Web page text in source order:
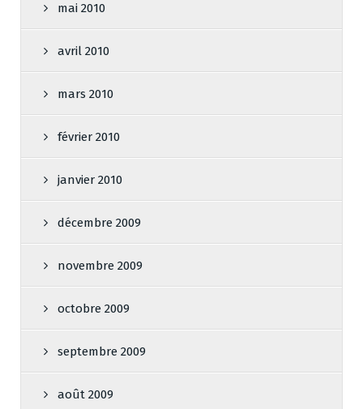
mai 2010
avril 2010
mars 2010
février 2010
janvier 2010
décembre 2009
novembre 2009
octobre 2009
septembre 2009
août 2009